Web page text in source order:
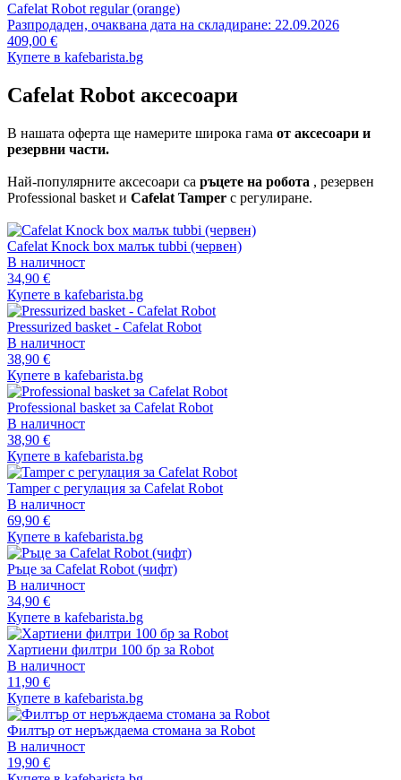
Cafelat Robot regular (orange)
Разпродаден, очаквана дата на складиране: 22.09.2026
409,00 €
Купете в kafebarista.bg
Cafelat Robot аксесоари
В нашата оферта ще намерите широка гама от аксесоари и
резервни части.
Най-популярните аксесоари са ръцете на робота , резервен
Professional basket и Cafelat Tamper с регулиране.
Cafelat Knock box малък tubbi (червен)
В наличност
34,90 €
Купете в kafebarista.bg
Pressurized basket - Cafelat Robot
В наличност
38,90 €
Купете в kafebarista.bg
Professional basket за Cafelat Robot
В наличност
38,90 €
Купете в kafebarista.bg
Tamper с регулация за Cafelat Robot
В наличност
69,90 €
Купете в kafebarista.bg
Ръце за Cafelat Robot (чифт)
В наличност
34,90 €
Купете в kafebarista.bg
Хартиени филтри 100 бр за Robot
В наличност
11,90 €
Купете в kafebarista.bg
Филтър от неръждаема стомана за Robot
В наличност
19,90 €